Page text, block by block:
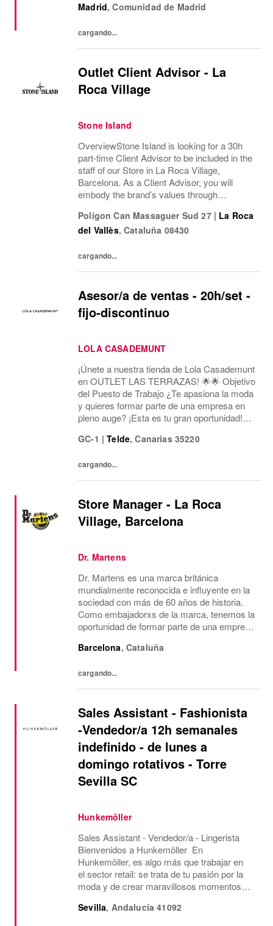
moda, consecución de objetivos
gestión de...
Madrid,Comunidad de Madrid
cargando...
Outlet Client Advisor - La
Roca Village
Stone Island
OverviewStone Island is looking for a 30h
part-time Client Advisor to be included in the
staff of our Store in La Roca Village,
Barcelona. As a Client Advisor, you will
embody the brand’s values through
communication style and a passion for
delivering exceptional...
Polígon Can Massaguer Sud 27 | La Roca
del Vallès,Cataluña 08430
cargando...
Asesor/a de ventas - 20h/set -
fijo-discontinuo
LOLA CASADEMUNT
¡Únete a nuestra tienda de Lola Casademunt
en OUTLET LAS TERRAZAS! 🌟🌟 Objetivo
del Puesto de Trabajo ¿Te apasiona la moda
y quieres formar parte de una empresa en
pleno auge? ¡Esta es tu gran oportunidad!
para nuestra tienda en Lola Casademunt
GC-1 | Telde,Canarias 35220
cargando...
Store Manager - La Roca
Village, Barcelona
Dr. Martens
Dr. Martens es una marca británica
mundialmente reconocida e influyente en la
sociedad con más de 60 años de historia.
Como embajadorxs de la marca, tenemos la
oportunidad de formar parte de una empresa
personas muy diverso donde cada unx
Barcelona, Cataluña
cargando...
Sales Assistant - Fashionista
-Vendedor/a 12h semanales
indefinido - de lunes a
domingo rotativos - Torre
Sevilla SC
Hunkemöller
Sales Assistant - Vendedor/a - Lingerista
Bienvenidos a Hunkemöller En
Hunkemöller, es algo más que trabajar en
el sector retail: se trata de tu pasión por la
moda y de crear maravillosos momentos
Juntos creamos un entorno de trabajo
Sevilla, Andalucía 41092